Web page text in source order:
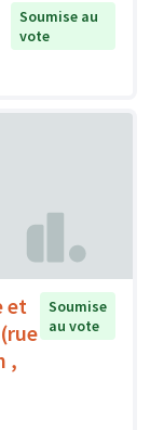
Soumise au
vote
et
,
Soumise
au vote